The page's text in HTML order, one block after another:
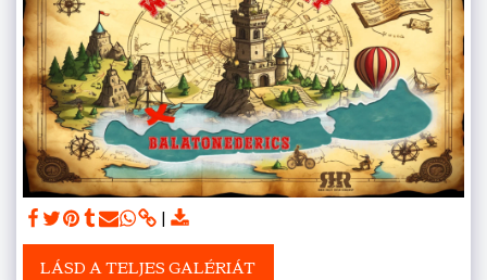
LÁSD A TELJES GALÉRIÁT